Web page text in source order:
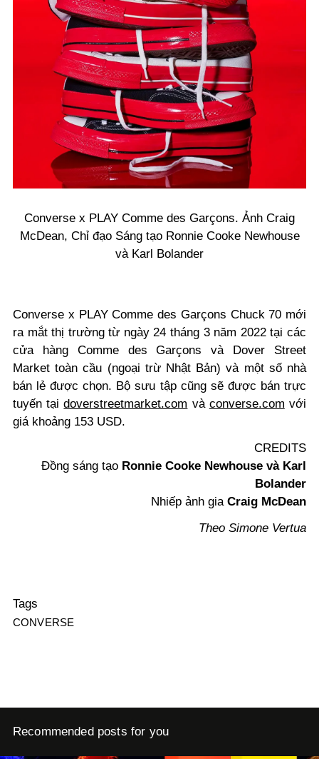
Converse x PLAY Comme des Garçons. Ảnh Craig
McDean, Chỉ đạo Sáng tạo Ronnie Cooke Newhouse
và Karl Bolander
Converse x PLAY Comme des Garçons Chuck 70 mới
ra mắt thị trường từ ngày 24 tháng 3 năm 2022 tại các
cửa hàng Comme des Garçons và Dover Street
Market toàn cầu (ngoại trừ Nhật Bản) và một số nhà
bán lẻ được chọn. Bộ sưu tập cũng sẽ được bán trực
tuyến tạidoverstreetmarket.com và converse.com với
giá khoảng 153 USD.
CREDITS
Đồng sáng tạo Ronnie Cooke Newhouse và Karl
Bolander
Nhiếp ảnh gia Craig McDean
Theo Simone Vertua
Tags
CONVERSE
Recommended posts for you